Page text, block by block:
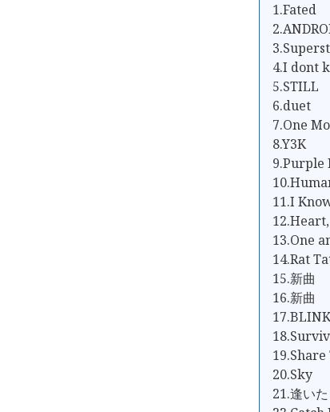
1.Fated
4.I dont
5.STILL
6.duet
7.One
8.Y3K
9.Purple
11.I
13.One
14.Rat
15.新曲
16.新曲
17.BLINK
20.Sky
21.逢い